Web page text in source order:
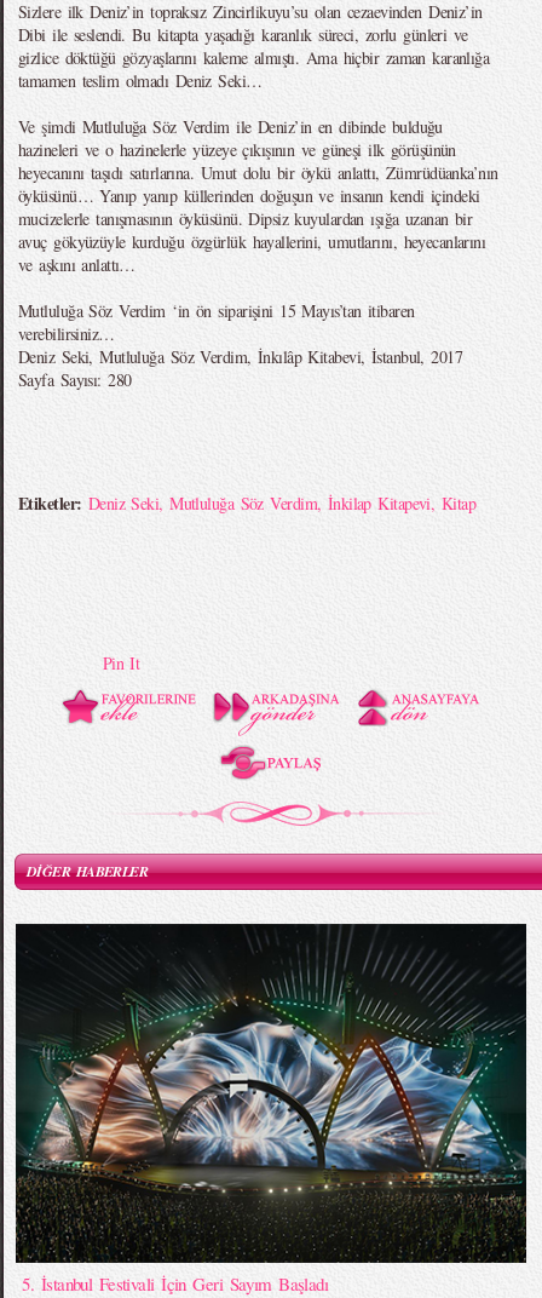
Sizlere ilk Deniz’in topraksız Zincirlikuyu’su olan cezaevinden Deniz’in
Dibi ile seslendi. Bu kitapta yaşadığı karanlık süreci, zorlu günleri ve
gizlice döktüğü gözyaşlarını kaleme almıştı. Ama hiçbir zaman karanlığa
tamamen teslim olmadı Deniz Seki…
Ve şimdi Mutluluğa Söz Verdim ile Deniz’in en dibinde bulduğu
hazineleri ve o hazinelerle yüzeye çıkışının ve güneşi ilk görüşünün
heyecanını taşıdı satırlarına. Umut dolu bir öykü anlattı, Zümrüdüanka’nın
öyküsünü… Yanıp yanıp küllerinden doğuşun ve insanın kendi içindeki
mucizelerle tanışmasının öyküsünü. Dipsiz kuyulardan ışığa uzanan bir
avuç gökyüzüyle kurduğu özgürlük hayallerini, umutlarını, heyecanlarını
ve aşkını anlattı…
Mutluluğa Söz Verdim ‘in ön siparişini 15 Mayıs’tan itibaren
verebilirsiniz…
Deniz Seki, Mutluluğa Söz Verdim, İnkılâp Kitabevi, İstanbul, 2017
Sayfa Sayısı: 280
Etiketler: Deniz Seki,Mutluluğa Söz Verdim, İnkilap Kitapevi, Kitap
Pin It
DİĞER HABERLER
5. İstanbul Festivali İçin Geri Sayım Başladı